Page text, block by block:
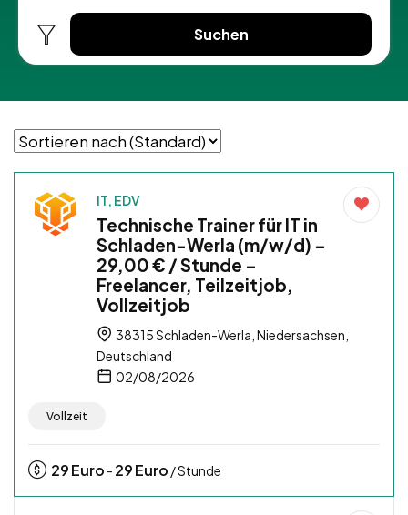
Suchen
IT, EDV
Technische Trainer für IT in
Schladen-Werla (m/w/d) –
29,00 € / Stunde –
Freelancer, Teilzeitjob,
Vollzeitjob
38315 Schladen-Werla, Niedersachsen,
Deutschland
02/08/2026
Vollzeit
29Euro - 29Euro / Stunde